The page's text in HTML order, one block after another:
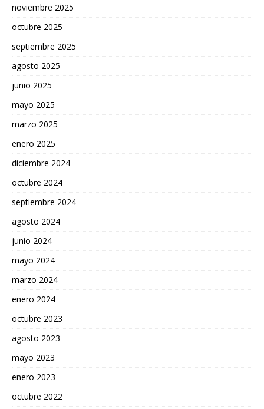
noviembre 2025
octubre 2025
septiembre 2025
agosto 2025
junio 2025
mayo 2025
marzo 2025
enero 2025
diciembre 2024
octubre 2024
septiembre 2024
agosto 2024
junio 2024
mayo 2024
marzo 2024
enero 2024
octubre 2023
agosto 2023
mayo 2023
enero 2023
octubre 2022